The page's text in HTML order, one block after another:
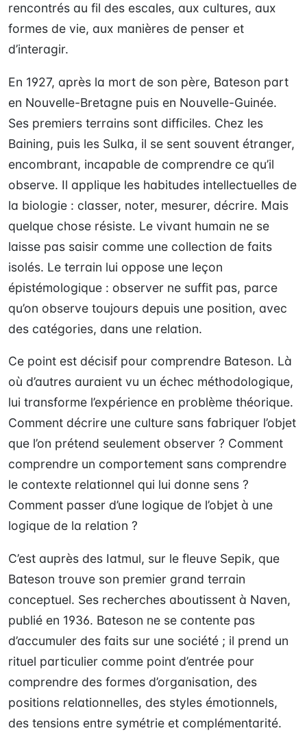
rencontrés au fil des escales, aux cultures, aux
formes de vie, aux manières de penser et
d’interagir.
En 1927, après la mort de son père, Bateson part
en Nouvelle-Bretagne puis en Nouvelle-Guinée.
Ses premiers terrains sont difficiles. Chez les
Baining, puis les Sulka, il se sent souvent étranger,
encombrant, incapable de comprendre ce qu’il
observe. Il applique les habitudes intellectuelles de
la biologie : classer, noter, mesurer, décrire. Mais
quelque chose résiste. Le vivant humain ne se
laisse pas saisir comme une collection de faits
isolés. Le terrain lui oppose une leçon
épistémologique : observer ne suffit pas, parce
qu’on observe toujours depuis une position, avec
des catégories, dans une relation.
Ce point est décisif pour comprendre Bateson. Là
où d’autres auraient vu un échec méthodologique,
lui transforme l’expérience en problème théorique.
Comment décrire une culture sans fabriquer l’objet
que l’on prétend seulement observer ? Comment
comprendre un comportement sans comprendre
le contexte relationnel qui lui donne sens ?
Comment passer d’une logique de l’objet à une
logique de la relation ?
C’est auprès des Iatmul, sur le fleuve Sepik, que
Bateson trouve son premier grand terrain
conceptuel. Ses recherches aboutissent à Naven,
publié en 1936. Bateson ne se contente pas
d’accumuler des faits sur une société ; il prend un
rituel particulier comme point d’entrée pour
comprendre des formes d’organisation, des
positions relationnelles, des styles émotionnels,
des tensions entre symétrie et complémentarité.